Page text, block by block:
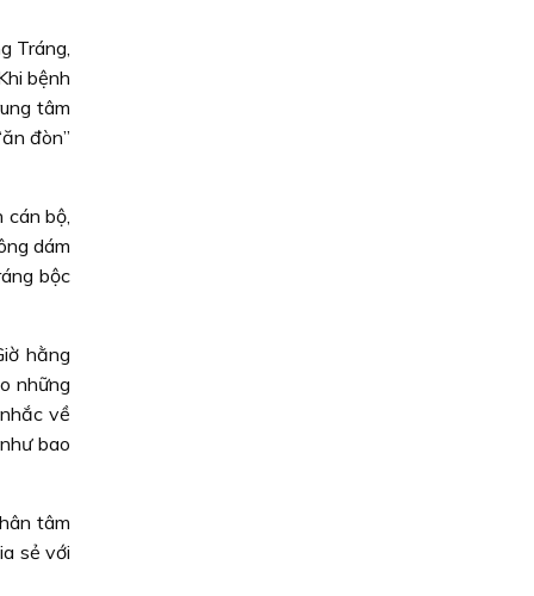
Tráng,
bệnh
tâm
đòn”
cán bộ,
dám
bộc
hằng
những
về
bao
tâm
sẻ với